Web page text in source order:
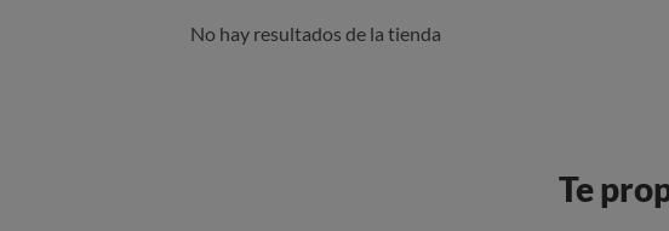
No hay resultados de la tienda
Te